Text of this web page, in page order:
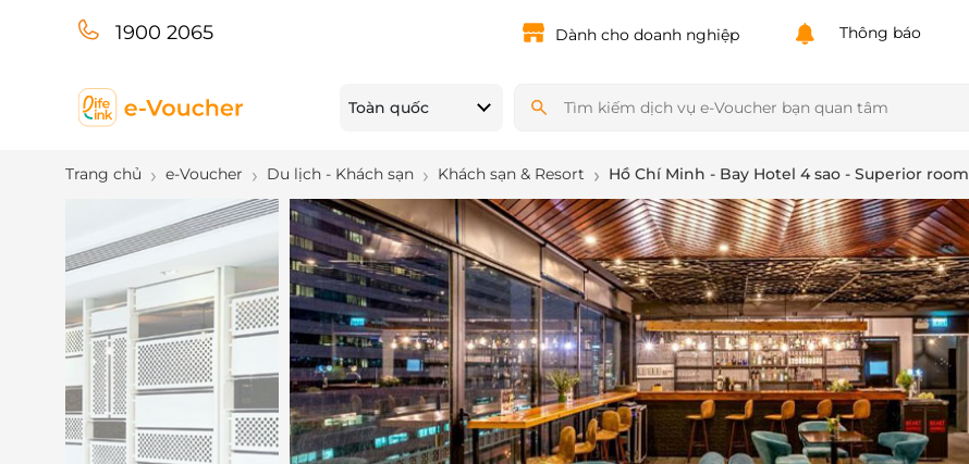
1900 2065 Dành cho doanh nghiệp Thông báo
Toàn quốc
Trang chủ e-Voucher Du lịch - Khách sạn Khách sạn & Resort Hồ Chí Minh - Bay Hotel 4 sao - Superior room